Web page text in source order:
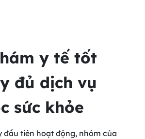
y tế tốt
đủ dịch vụ
sức khỏe
đầu tiên hoạt động, nhóm của